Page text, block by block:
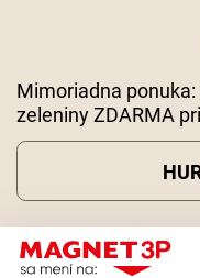
Mimoriadna
zeleniny ZDARMA